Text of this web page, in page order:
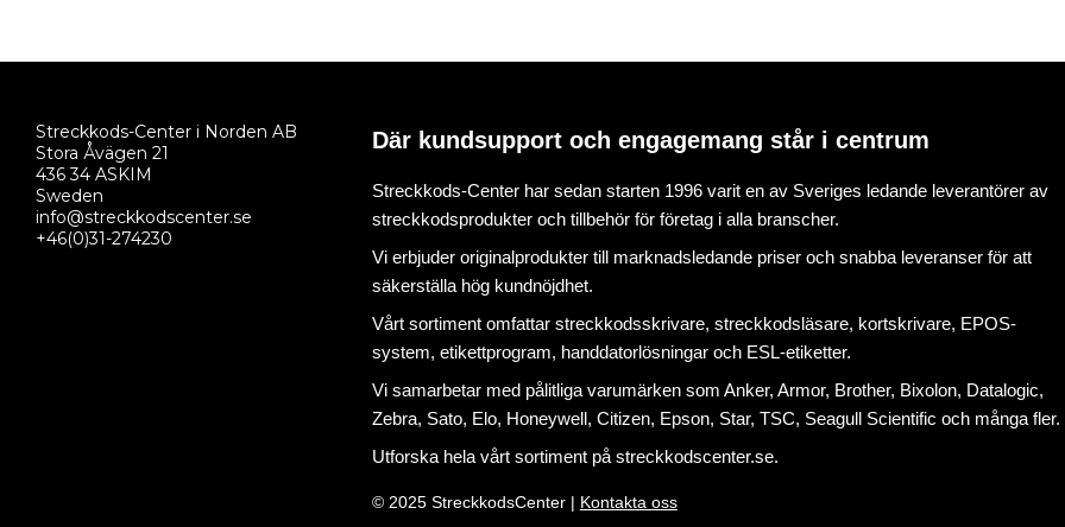
Streckkods-Center i Norden AB
Stora Åvägen 21
436 34 ASKIM
Sweden
info@streckkodscenter.se
+46(0)31-274230
Där kundsupport och engagemang står i centrum
Streckkods-Center har sedan starten 1996 varit en av Sveriges ledande leverantörer av
streckkodsprodukter och tillbehör för företag i alla branscher.
Vi erbjuder originalprodukter till marknadsledande priser och snabba leveranser för att
säkerställa hög kundnöjdhet.
Vårt sortiment omfattar streckkodsskrivare, streckkodsläsare, kortskrivare, EPOS-
system, etikettprogram, handdatorlösningar och ESL-etiketter.
Vi samarbetar med pålitliga varumärken som Anker, Armor, Brother, Bixolon, Datalogic,
Zebra, Sato, Elo, Honeywell, Citizen, Epson, Star, TSC, Seagull Scientific och många fler.
Utforska hela vårt sortiment påstreckkodscenter.se.
© 2025 StreckkodsCenter | Kontakta oss